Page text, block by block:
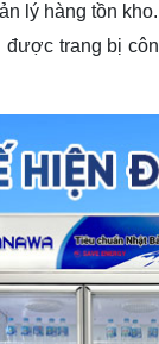
lý hàng tồn kho.
trang bị